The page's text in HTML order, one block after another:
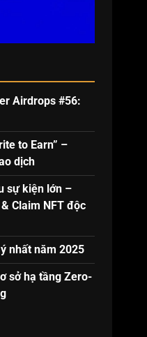
Airdrops #56:
to Earn” –
dịch
sự kiện lớn –
Claim NFT độc
nhất năm 2025
sở hạ tầng Zero-